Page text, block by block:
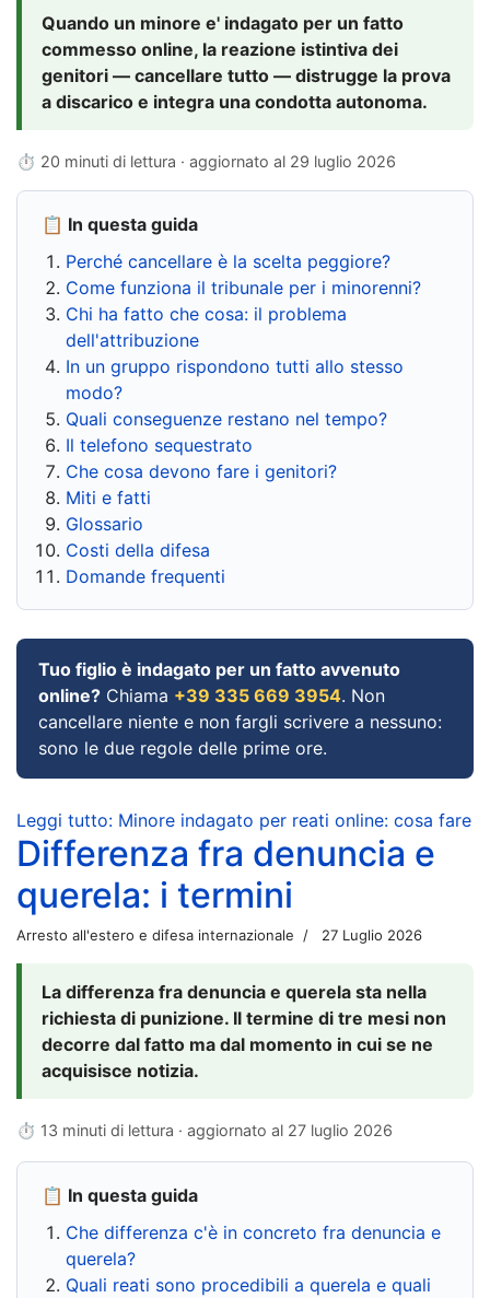
Quando un minore e' indagato per un fatto
commesso online, la reazione istintiva dei
genitori — cancellare tutto — distrugge la prova
a discarico e integra una condotta autonoma.
⏱ 20 minuti di lettura · aggiornato al 29 luglio 2026
📋 In questa guida
Perché cancellare è la scelta peggiore?
Come funziona il tribunale per i minorenni?
Chi ha fatto che cosa: il problema
dell'attribuzione
In un gruppo rispondono tutti allo stesso
modo?
Quali conseguenze restano nel tempo?
Il telefono sequestrato
Che cosa devono fare i genitori?
Miti e fatti
Glossario
Costi della difesa
Domande frequenti
Tuo figlio è indagato per un fatto avvenuto
online? Chiama +39 335 669 3954. Non
cancellare niente e non fargli scrivere a nessuno:
sono le due regole delle prime ore.
Leggi tutto: Minore indagato per reati online: cosa fare
Differenza fra denuncia e
querela: i termini
Arresto all'estero e difesa internazionale 27 Luglio 2026
La differenza fra denuncia e querela sta nella
richiesta di punizione. Il termine di tre mesi non
decorre dal fatto ma dal momento in cui se ne
acquisisce notizia.
⏱ 13 minuti di lettura · aggiornato al 27 luglio 2026
📋 In questa guida
Che differenza c'è in concreto fra denuncia e
querela?
Quali reati sono procedibili a querela e quali